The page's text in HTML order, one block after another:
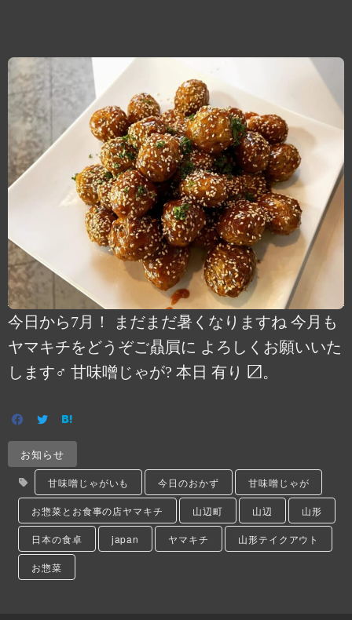
今日から7月！ まだまだ暑くなりますね 今月も
ヤマキチをどうぞご贔屓に よろしくお願いいた
します‍♂️ 甘味噌じゃが? 本日 有り 〼。
お知らせ
甘味噌じゃがいも 今日のおかず 甘味噌じゃが
お惣菜とお食事の店ヤマキチ 山辺町 山辺 山形
日本の食卓 japan ヤマキチ 山形テイクアウト
お惣菜